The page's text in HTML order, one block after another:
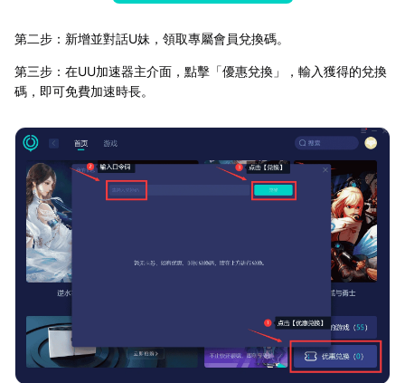
第二步：新增並對話U妹，領取專屬會員兌換碼。
第三步：在UU加速器主介面，點擊「優惠兌換」，輸入獲得的兌換
碼，即可免費加速時長。